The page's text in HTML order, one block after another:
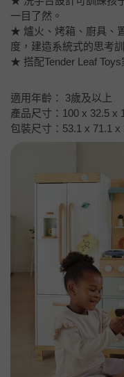
一目了然。
★ 爐火、烤箱、廚具、
度，建造系統式的思考
★ 搭配Tender Leaf Toys
適用年齡： 3歲及以上
產品尺寸：100 x 32.5 x
包裝尺寸：53.1 x 71.1 x